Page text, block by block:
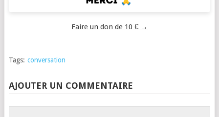
Faire un don de 10 € →
Tags: conversation
AJOUTER UN COMMENTAIRE